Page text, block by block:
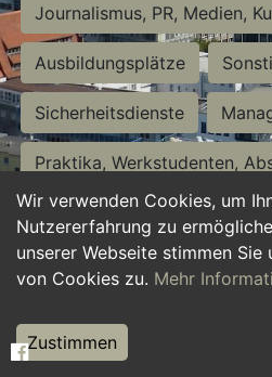
Wir verwenden Cookies, um
Nutzererfahrung zu
unserer Webseite stimmen Sie
von Cookies zu. Mehr
Zustimmen
Journalismus, PR, Medien,
Ausbildungsplätze
Sicherheitsdienste
Praktika, Werkstudenten,
Personalwesen
Hilfskräfte, Aushilfs- und
Weiterbildung, Studium,